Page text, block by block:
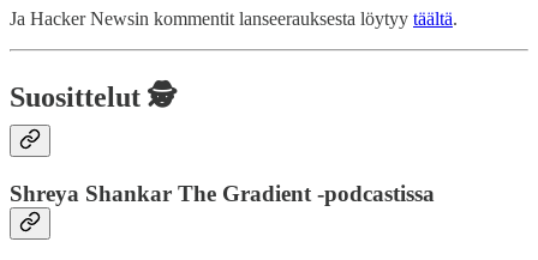
Ja Hacker Newsin kommentit lanseerauksesta löytyy täältä.
Suosittelut 🕵️
Shreya Shankar The Gradient -podcastissa